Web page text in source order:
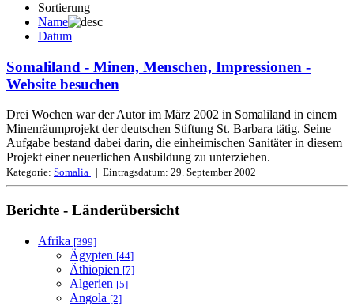
Sortierung
Name
Datum
Somaliland - Minen, Menschen, Impressionen -
Website besuchen
Drei Wochen war der Autor im März 2002 in Somaliland in einem
Minenräumprojekt der deutschen Stiftung St. Barbara tätig. Seine
Aufgabe bestand dabei darin, die einheimischen Sanitäter in diesem
Projekt einer neuerlichen Ausbildung zu unterziehen.
Kategorie: Somalia | Eintragsdatum: 29. September 2002
Berichte - Länderübersicht
Afrika [399]
Ägypten [44]
Äthiopien [7]
Algerien [5]
Angola [2]